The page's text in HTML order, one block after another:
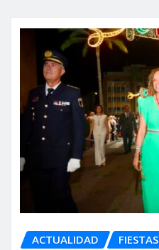
ACTUALIDAD
FIESTAS